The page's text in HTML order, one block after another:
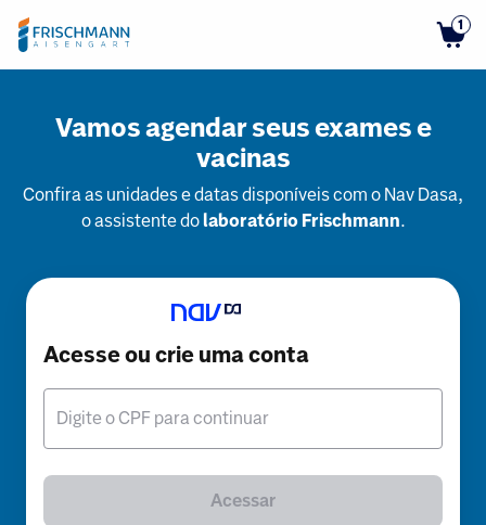
1
Vamos agendar seus exames e
vacinas
Confira as unidades e datas disponíveis com o Nav Dasa,
o assistente dolaboratório Frischmann.
Acesse ou crie uma conta
Digite o CPF para continuar
Acessar